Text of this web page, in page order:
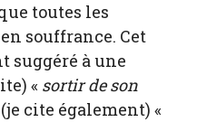
toutes les
souffrance. Cet
suggéré à une
« sortir de son
cite également) «